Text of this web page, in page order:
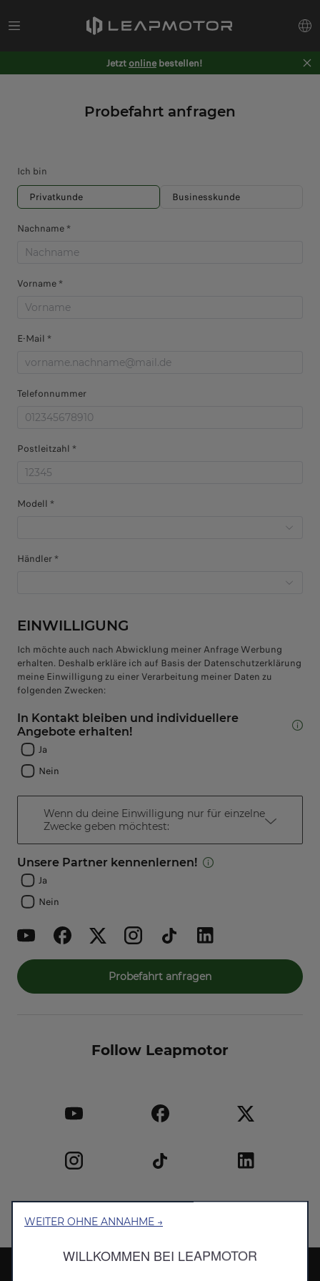
Jetzt online bestellen!
Probefahrt anfragen
Ich bin
Privatkunde
Businesskunde
Nachname *
Vorname *
E-Mail *
Telefonnummer
Postleitzahl *
Modell *
Händler *
EINWILLIGUNG
Ich möchte auch nach Abwicklung meiner Anfrage Werbung
erhalten. Deshalb erkläre ich auf Basis der Datenschutzerklärung
meine Einwilligung zu einer Verarbeitung meiner Daten zu
folgenden Zwecken:
In Kontakt bleiben und individuellere
Angebote erhalten!
Ja
Nein
Wenn du deine Einwilligung nur für einzelne
Zwecke geben möchtest:
Unsere Partner kennenlernen!
Ja
Nein
Probefahrt anfragen
Follow Leapmotor
WEITER OHNE ANNAHME →
WILLKOMMEN BEI LEAPMOTOR